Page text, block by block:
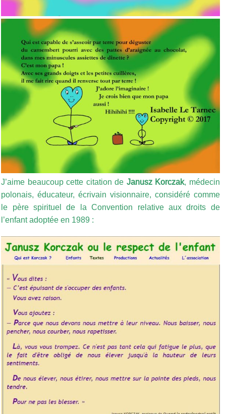
J’aime beaucoup cette citation de Janusz Korczak, médecin
polonais, éducateur, écrivain visionnaire, considéré comme
le père spirituel de la Convention relative aux droits de
l’enfant adoptée en 1989 :